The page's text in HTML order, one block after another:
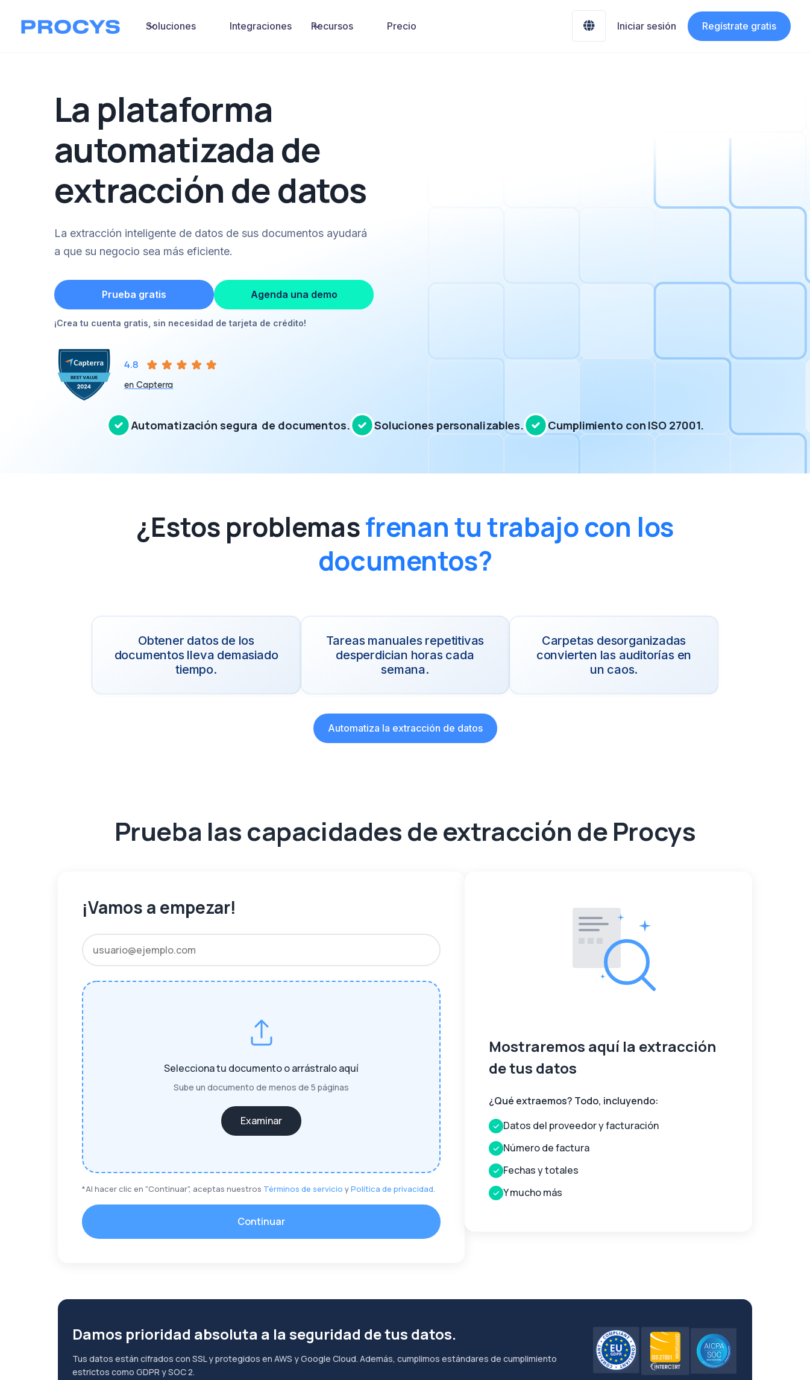
Soluciones Integraciones Recursos Precio  Iniciar sesión Regístrate gratis
La plataforma
automatizada de
extracción de datos
La extracción inteligente de datos de sus documentos ayudará
a que su negocio sea más eficiente.
Prueba gratis Agenda una demo
¡Crea tu cuenta gratis, sin necesidad de tarjeta de crédito!
4.8
en Capterra
Automatización segura de documentos. Soluciones personalizables. Cumplimiento con ISO 27001.
¿Estos problemasfrenan tu trabajo con los
documentos?
Obtener datos de los
documentos lleva demasiado
tiempo.
Tareas manuales repetitivas
desperdician horas cada
semana.
Carpetas desorganizadas
convierten las auditorías en
un caos.
Automatiza la extracción de datos
Prueba las capacidades de extracción de Procys
¡Vamos a empezar!
Selecciona tu documento o arrástralo aquí
Sube un documento de menos de 5 páginas
Examinar
*Al hacer clic en "Continuar", aceptas nuestros Términos de servicio yPolítica de privacidad.
Continuar
Mostraremos aquí la extracción
de tus datos
¿Qué extraemos? Todo, incluyendo:
✓ Datos del proveedor y facturación
✓ Número de factura
✓ Fechas y totales
✓ Y mucho más
Damos prioridad absoluta a la seguridad de tus datos.
Tus datos están cifrados con SSL y protegidos en AWS y Google Cloud. Además, cumplimos estándares de cumplimiento
estrictos como GDPR y SOC 2.